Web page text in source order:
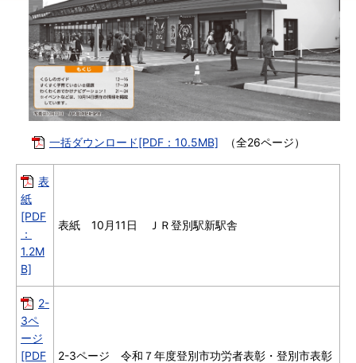
一括ダウンロード[PDF：10.5MB] （全26ページ）
表
紙
[PDF
：
1.2M
B]
表紙 10月11日 ＪＲ登別駅新駅舎
2-
3ペ
ージ
[PDF
2-3ページ 令和７年度登別市功労者表彰・登別市表彰